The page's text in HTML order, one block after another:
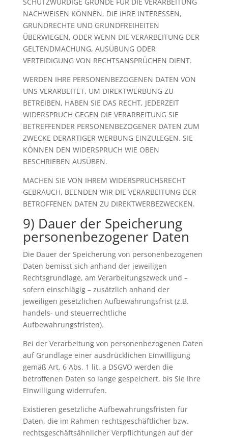
NACHWEISEN KÖNNEN, DIE IHRE INTERESSEN,
GRUNDRECHTE UND GRUNDFREIHEITEN
ÜBERWIEGEN, ODER WENN DIE VERARBEITUNG DER
GELTENDMACHUNG, AUSÜBUNG ODER
VERTEIDIGUNG VON RECHTSANSPRÜCHEN DIENT.
WERDEN IHRE PERSONENBEZOGENEN DATEN VON
UNS VERARBEITET, UM DIREKTWERBUNG ZU
BETREIBEN, HABEN SIE DAS RECHT, JEDERZEIT
WIDERSPRUCH GEGEN DIE VERARBEITUNG SIE
BETREFFENDER PERSONENBEZOGENER DATEN ZUM
ZWECKE DERARTIGER WERBUNG EINZULEGEN. SIE
KÖNNEN DEN WIDERSPRUCH WIE OBEN
BESCHRIEBEN AUSÜBEN.
MACHEN SIE VON IHREM WIDERSPRUCHSRECHT
GEBRAUCH, BEENDEN WIR DIE VERARBEITUNG DER
BETROFFENEN DATEN ZU DIREKTWERBEZWECKEN.
9) Dauer der Speicherung
personenbezogener Daten
Die Dauer der Speicherung von personenbezogenen
Daten bemisst sich anhand der jeweiligen
Rechtsgrundlage, am Verarbeitungszweck und –
sofern einschlägig – zusätzlich anhand der
jeweiligen gesetzlichen Aufbewahrungsfrist (z.B.
handels- und steuerrechtliche
Aufbewahrungsfristen).
Bei der Verarbeitung von personenbezogenen Daten
auf Grundlage einer ausdrücklichen Einwilligung
gemäß Art. 6 Abs. 1 lit. a DSGVO werden die
betroffenen Daten so lange gespeichert, bis Sie Ihre
Einwilligung widerrufen.
Existieren gesetzliche Aufbewahrungsfristen für
Daten, die im Rahmen rechtsgeschäftlicher bzw.
rechtsgeschäftsähnlicher Verpflichtungen auf der